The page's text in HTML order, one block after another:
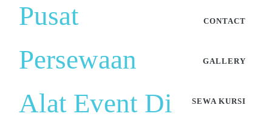
Pusat
Persewaan
Alat Event Di
CONTACT
GALLERY
SEWA KURSI